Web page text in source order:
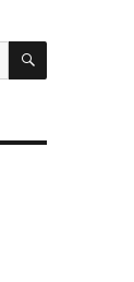
HAKU